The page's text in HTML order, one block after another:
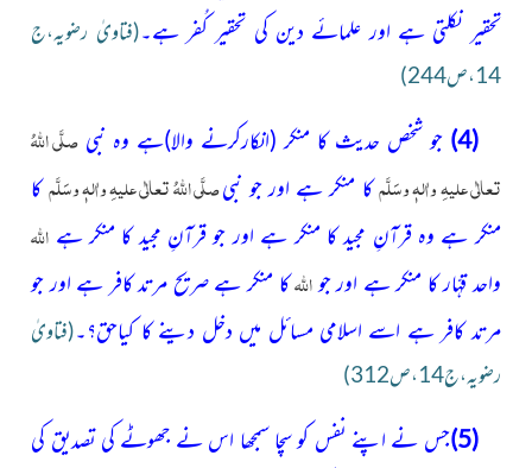
تحقیر نکلتی ہے اور علمائے دین کی تحقیر کُفر ہے۔(فتاویٰ رضویہ،ج
14،ص244)
(4) جو شخص حدیث کا منکر (انکارکرنے والا)ہے وہ نبی صلَّی اللہُ
تعالٰی علیہِ واٰلہٖ وسَلَّمکا منکر ہے اور جو نبیصلَّی اللہُ تعالٰی علیہِ واٰلہٖ وسَلَّمکا
منکر ہے وہ قرآنِ مجید کا منکر ہے اور جو قرآنِ مجید کا منکرہے اﷲ
واحد قہّار کا منکر ہے اور جواﷲکا منکر ہے صریح مرتدکافر ہے اور جو
مرتد کافر ہے اسے اسلامی مسائل میں دخل دینےکا کیاحق؟۔(فتاویٰ
رضویہ،ج14،ص312)
(5)
جس نے اپنے نفس کو سچا سمجھا اس نے جھوٹے کی تصدیق کی